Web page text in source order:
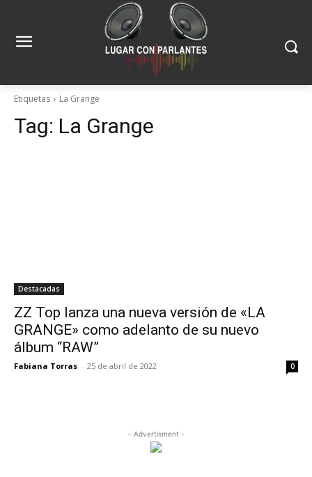
Etiquetas La Grange
Tag: La Grange
Destacadas
ZZ Top lanza una nueva versión de «LA
GRANGE» como adelanto de su nuevo
álbum “RAW”
Fabiana Torras - 25 de abril de 2022 0
- Advertisment -